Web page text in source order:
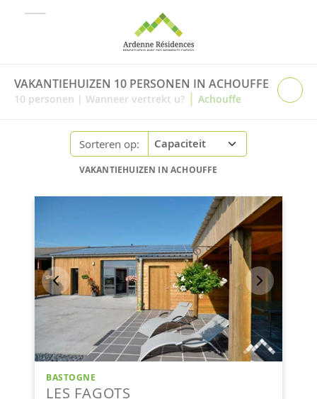
VAKANTIEHUIZEN 10 PERSONEN IN ACHOUFFE
10 personen | Wanneer vertrekt u? | Achouffe
Sorteren op:
VAKANTIEHUIZEN IN ACHOUFFE